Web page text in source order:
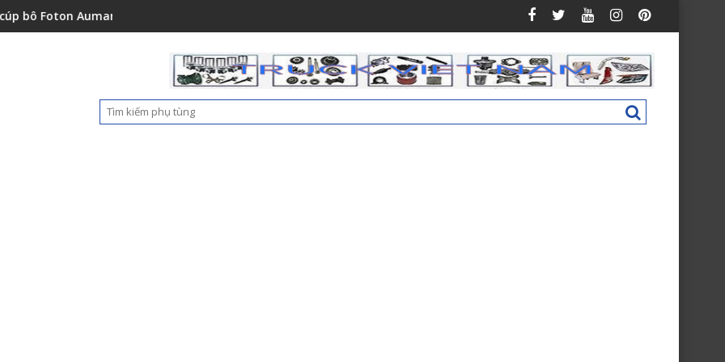
Auman C2400A C1500 1112235684110Ốp nhựa cản trước Foton Auman C160 New M4831011002A0Nắp hộp cốp phụ táp lô Foton Ollin 500